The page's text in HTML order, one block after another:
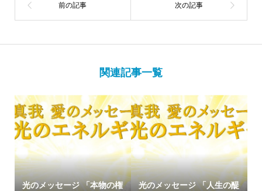
関連記事一覧
光のメッセージ 「本物の権
光のメッセージ 「人生の醍